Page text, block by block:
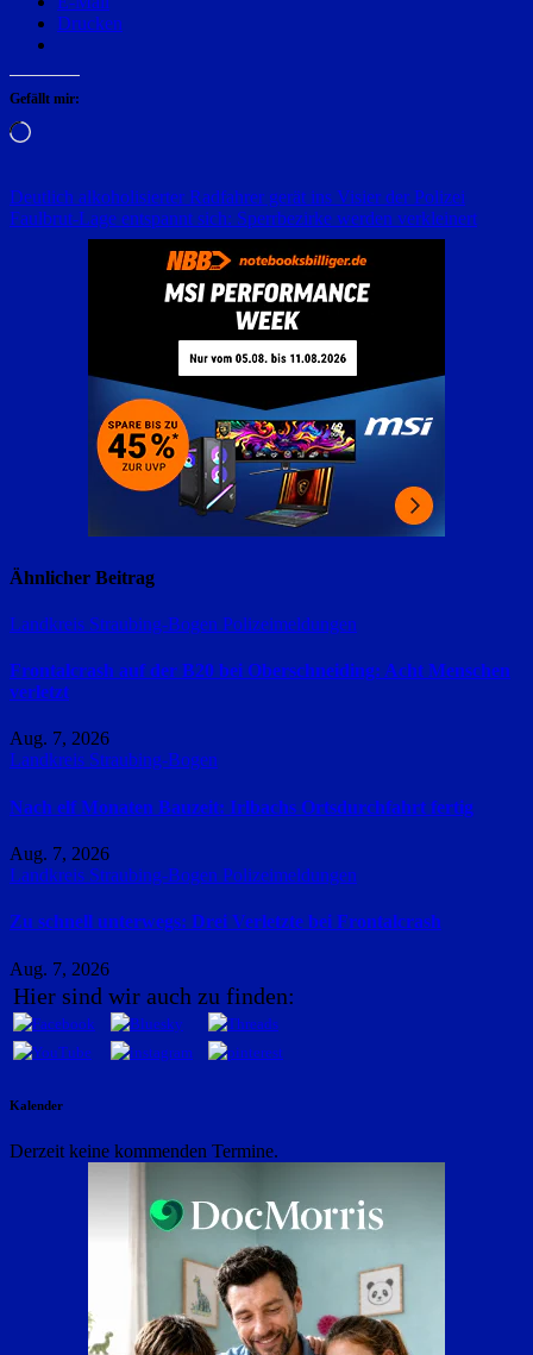
Drucken
Gefällt mir:
Wird
Beitragsnavigation
Deutlich alkoholisierter Radfahrer gerät ins Visier der Polizei
Faulbrut-Lage entspannt sich: Sperrbezirke werden verkleinert
Ähnlicher Beitrag
Landkreis Straubing-Bogen Polizeimeldungen
Frontalcrash auf der B20 bei Oberschneiding: Acht Menschen
verletzt
Aug. 7, 2026
Landkreis Straubing-Bogen
Nach elf Monaten Bauzeit: Irlbachs Ortsdurchfahrt fertig
Aug. 7, 2026
Landkreis Straubing-Bogen Polizeimeldungen
Zu schnell unterwegs: Drei Verletzte bei Frontalcrash
Aug. 7, 2026
Hier sind wir auch zu finden:
Kalender
Derzeit keine kommenden Termine.